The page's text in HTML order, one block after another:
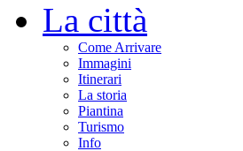
La città
Come Arrivare
Immagini
Itinerari
La storia
Piantina
Turismo
Info